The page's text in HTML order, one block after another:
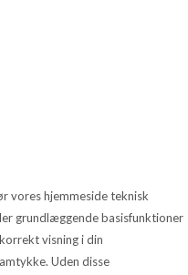
vores hjemmeside teknisk
grundlæggende basisfunktioner
visning i din
Uden disse